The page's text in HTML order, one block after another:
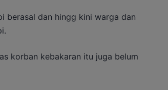
berasal dan hingg kini warga dan
korban kebakaran itu juga belum